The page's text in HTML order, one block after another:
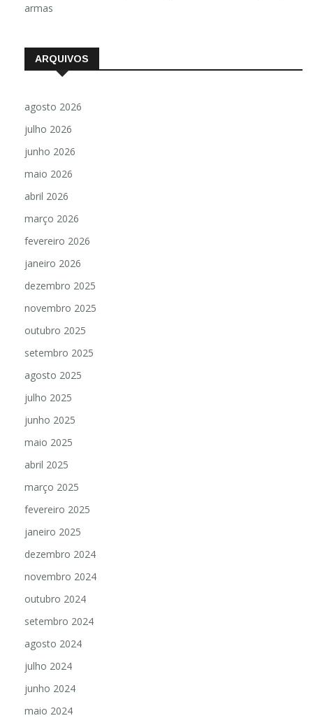
armas
ARQUIVOS
agosto 2026
julho 2026
junho 2026
maio 2026
abril 2026
março 2026
fevereiro 2026
janeiro 2026
dezembro 2025
novembro 2025
outubro 2025
setembro 2025
agosto 2025
julho 2025
junho 2025
maio 2025
abril 2025
março 2025
fevereiro 2025
janeiro 2025
dezembro 2024
novembro 2024
outubro 2024
setembro 2024
agosto 2024
julho 2024
junho 2024
maio 2024